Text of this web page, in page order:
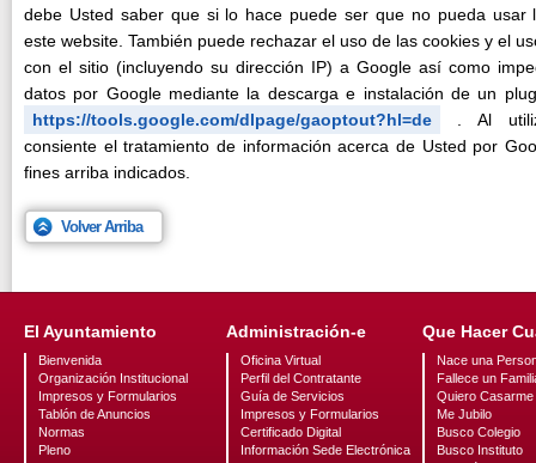
debe Usted saber que si lo hace puede ser que no pueda usar
este website. También puede rechazar el uso de las cookies y el
con el sitio (incluyendo su dirección IP) a Google así como
datos por Google mediante la descarga e instalación de un
https://tools.google.com/dlpage/gaoptout?hl=de
. Al
consiente el tratamiento de información acerca de Usted por
fines arriba indicados.
Volver Arriba
El Ayuntamiento
Bienvenida
Organización Institucional
Impresos y Formularios
Tablón de Anuncios
Normas
Pleno
Administración-e
Oficina Virtual
Perfil del Contratante
Guía de Servicios
Impresos y Formularios
Certificado Digital
Información Sede Electrónica
Que Hacer
Nace una
Fallece un
Quiero Casarme
Me Jubilo
Busco Colegio
Busco Instituto